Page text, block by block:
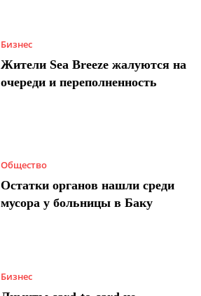
Бизнес
Жители Sea Breeze жалуются на
очереди и переполненность
Общество
Остатки органов нашли среди
мусора у больницы в Баку
Бизнес